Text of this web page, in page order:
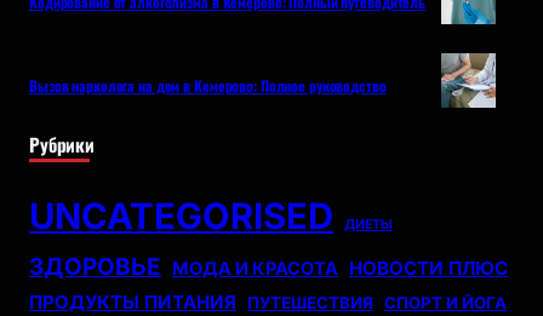
Вызов нарколога на дом в Кемерово: Полное руководство
Рубрики
UNCATEGORISED ДИЕТЫ
ЗДОРОВЬЕ МОДА И КРАСОТА НОВОСТИ ПЛЮС
ПРОДУКТЫ ПИТАНИЯ
ПУТЕШЕСТВИЯ СПОРТ И ЙОГА